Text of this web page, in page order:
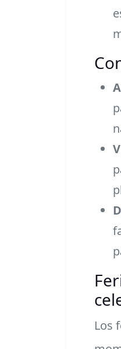
Los